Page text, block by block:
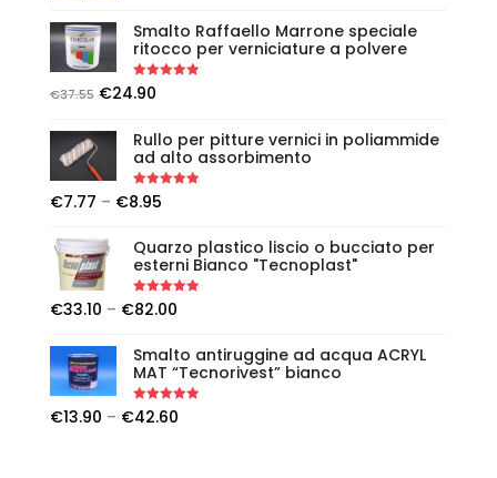
Smalto Raffaello Marrone speciale
ritocco per verniciature a polvere
Rated
out of 5
€37.55 €24.90
Rullo per pitture vernici in poliammide
ad alto assorbimento
Rated
out of 5
€7.77 – €8.95
Quarzo plastico liscio o bucciato per
esterni Bianco "Tecnoplast"
Rated5.00
out of 5
€33.10 – €82.00
Smalto antiruggine ad acqua ACRYL
MAT “Tecnorivest” bianco
Rated5.00
out of 5
€13.90 – €42.60